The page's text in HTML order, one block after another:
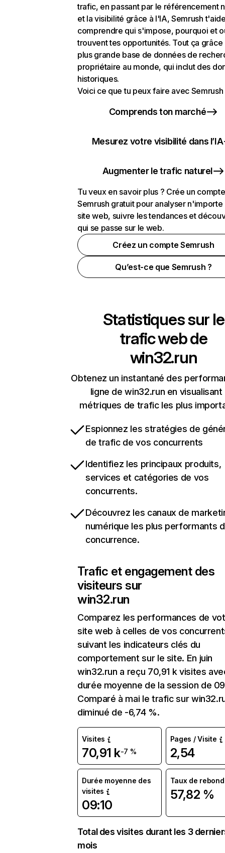
trafic, en passant par le référencement
et la visibilité grâce à l'IA, Semrush
comprendre qui s'impose, pourquoi et
trouvent tes opportunités. Tout ça grâce
plus grande base de données de
propriétaire au monde, qui inclut des
historiques.
Voici ce que tu peux faire avec Semrush
Comprends ton marché
Mesurez votre visibilité dans l’IA
Augmenter le trafic naturel
Tu veux en savoir plus ? Crée un compte
Semrush gratuit pour analyser n'importe
site web, suivre les tendances et
qui se passe sur le web.
Créez un compte Semrush
Qu’est-ce que Semrush ?
Statistiques sur le
trafic web de
win32.run
Obtenez un instantané des
ligne de win32.run en visualisant
métriques de trafic les plus
Espionnez les stratégies de
de trafic de vos concurrents
Identifiez les principaux produits,
services et catégories de vos
concurrents.
Découvrez les canaux de
numérique les plus performants
concurrence.
Trafic et engagement des
visiteurs sur
win32.run
Comparez les performances de
site web à celles de vos
suivant les indicateurs clés du
comportement sur le site. En juin
win32.run a reçu 70,91 k visites
durée moyenne de la session de
Comparé à mai le trafic sur
diminué de -6,74 %.
Visites
70,91 k-7 %
Pages / Visite
2,54
Durée moyenne des
visites
09:10
Taux de rebond
57,82 %
Total des visites durant les 3
mois